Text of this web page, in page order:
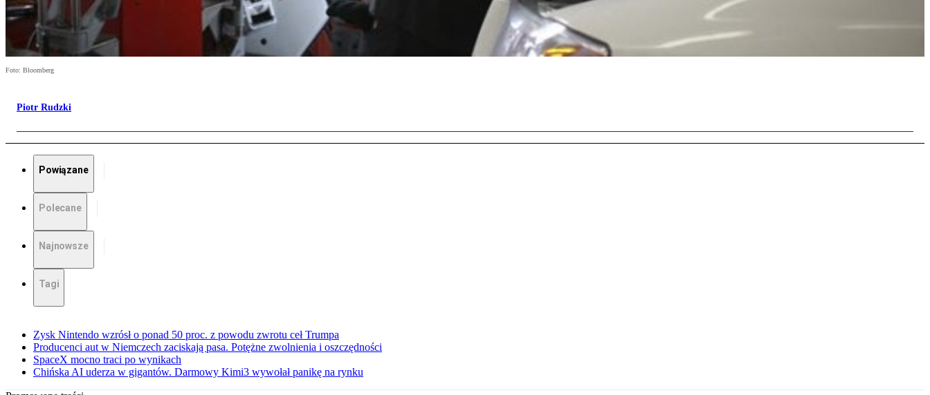
Foto: Bloomberg
Piotr Rudzki
Powiązane
Polecane
Najnowsze
Tagi
Zysk Nintendo wzrósł o ponad 50 proc. z powodu zwrotu ceł Trumpa
Producenci aut w Niemczech zaciskają pasa. Potężne zwolnienia i oszczędności
SpaceX mocno traci po wynikach
Chińska AI uderza w gigantów. Darmowy Kimi3 wywołał panikę na rynku